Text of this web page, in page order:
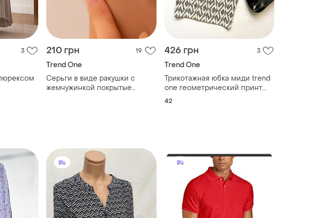
3 210 грн 19
Trend One
Серьги в виде ракушки с
жемчужинкой покрытые
426 грн 3
Trend One
Трикотажная юбка миди trend
one геометрический принт
большой размер
42